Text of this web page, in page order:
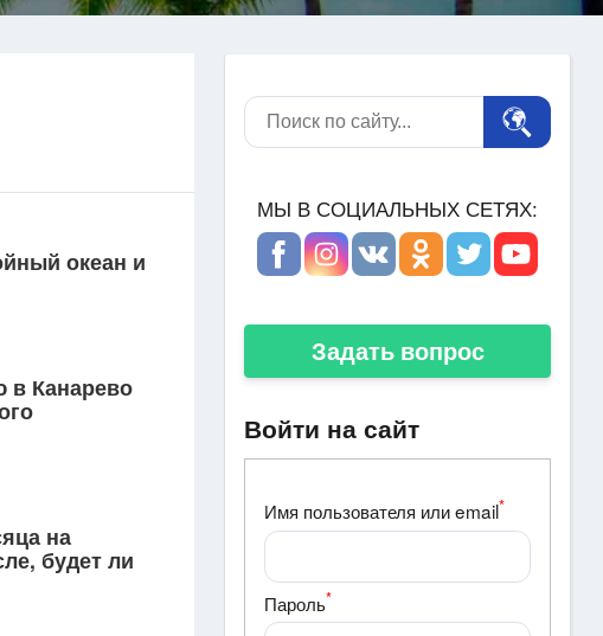
океан и
в Канарево
на
будет ли
МЫ В СОЦИАЛЬНЫХ СЕТЯХ:
Задать вопрос
Войти на сайт
Имя пользователя или email*
Пароль*